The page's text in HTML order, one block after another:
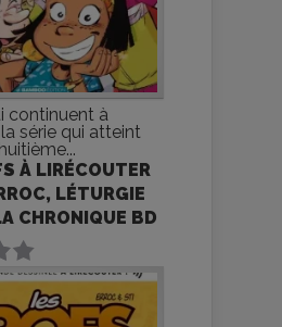
continuent à
série qui atteint
À LIRÉCOUTER
LÉTURGIE
CHRONIQUE BD